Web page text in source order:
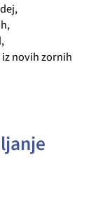
novih zornih